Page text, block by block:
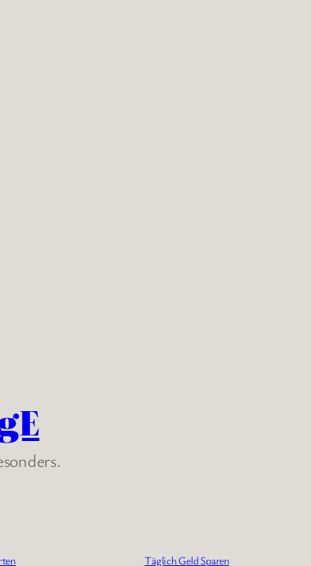
Täglich Geld Sparen